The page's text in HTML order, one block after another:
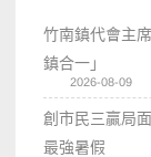
竹南鎮代會主
鎮合一」
2026-08-09
創市民三贏局
最強暑假